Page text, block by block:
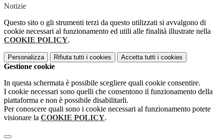
Notizie
Questo sito o gli strumenti terzi da questo utilizzati si avvalgono di
cookie necessari al funzionamento ed utili alle finalità illustrate nella
COOKIE POLICY.
Personalizza Rifiuta tutti i cookies Accetta tutti i cookies
Gestione cookie
In questa schermata è possibile scegliere quali cookie consentire.
I cookie necessari sono quelli che consentono il funzionamento della
piattaforma e non è possibile disabilitarli.
Per conoscere quali sono i cookie necessari al funzionamento potete
visionare la COOKIE POLICY.